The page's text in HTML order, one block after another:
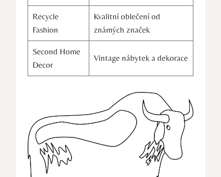
Recycle
Fashion
Kvalitní oblečení od
známých značek
Second Home
Decor
Vintage nábytek a dekorace